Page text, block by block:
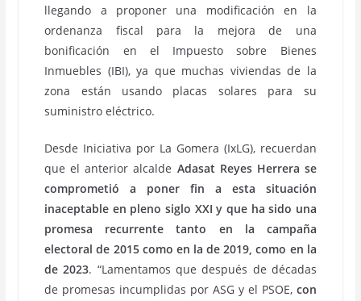
llegando a proponer una modificación en la
ordenanza fiscal para la mejora de una
bonificación en el Impuesto sobre Bienes
Inmuebles (IBI), ya que muchas viviendas de la
zona están usando placas solares para su
suministro eléctrico.
Desde Iniciativa por La Gomera (IxLG), recuerdan
que el anterior alcalde Adasat Reyes Herrera se
comprometió a poner fin a esta situación
inaceptable en pleno siglo XXI y que ha sido una
promesa recurrente tanto en la campaña
electoral de 2015 como en la de 2019, como en la
de 2023. “Lamentamos que después de décadas
de promesas incumplidas por ASG y el PSOE, con